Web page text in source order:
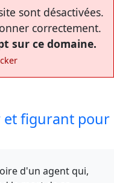
sont désactivées.
correctement.
sur ce domaine.
et figurant pour
d'un agent qui,